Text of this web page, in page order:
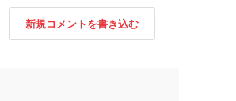
新規コメントを書き込む